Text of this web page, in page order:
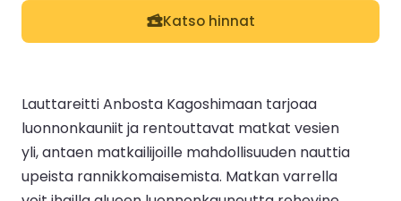
Katso hinnat
Lauttareitti Anbosta Kagoshimaan tarjoaa
luonnonkauniit ja rentouttavat matkat vesien
yli, antaen matkailijoille mahdollisuuden nauttia
upeista rannikkomaisemista. Matkan varrella